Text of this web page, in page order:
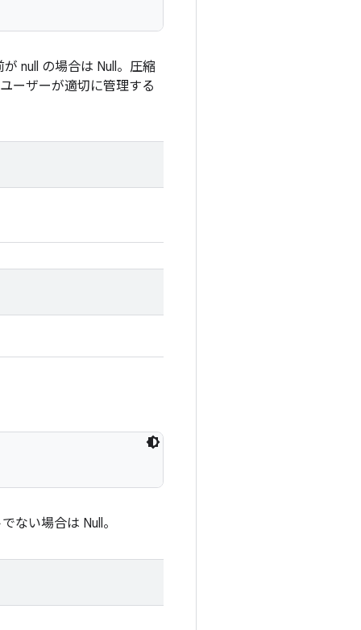
null の場合は Null。圧縮
ーザーが適切に管理する
ない場合は Null。